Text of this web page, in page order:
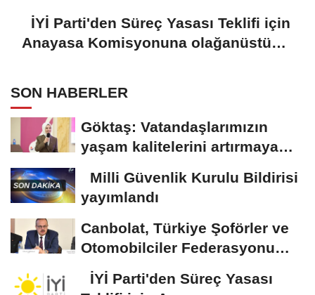
İYİ Parti'den Süreç Yasası Teklifi için
Anayasa Komisyonuna olağanüstü
SON HABERLER
Göktaş: Vatandaşlarımızın
yaşam kalitelerini artırmaya
Milli Güvenlik Kurulu Bildirisi
yayımlandı
Canbolat, Türkiye Şoförler ve
Otomobilciler Federasyonu
Başkanı Yiğiner...
İYİ Parti'den Süreç Yasası